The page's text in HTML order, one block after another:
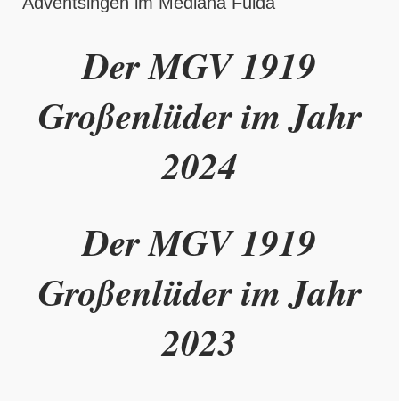
Der MGV 1919
Großenlüder im Jahr
2024
Der MGV 1919
Großenlüder im Jahr
2023